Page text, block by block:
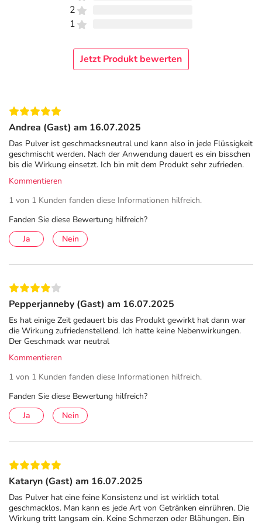
Die gute Nachricht: Sie können gezielt gegensteuern.
Eine ausgewogene Ernährung mit ausreichend
helfen dem Darm wieder auf die Sprünge. Reicht das
nicht aus, kann Onligol Macrogol 4000 unterstützen.
von Onligol Macrogol 4000
Völlegefühl und Probleme beim Stuhlgang – was hilft
gegen Verstopfung? Viele Betroffene suchen nach einer
wirksamen, aber gleichzeitig schonenden Lösung. Onligol
Wasser, macht den Stuhl weicher und erleichtert die
Entleerung.
Onligol Macrogol 4000 ist rezeptfrei erhältlich –
wahlweise als praktische Portionsbeutel oder als
anpasst.
Onligol Macrogol 4000: Eigenschaften, die
überzeugen
Ob akute Verstopfung oder chronische Beschwerden:
Onligol Macrogol 4000 überzeugt durch eine besonders
sanfte und rein physikalische Wirkung – und bietet dabei
wirkt lokal im Darm, ohne in den Blutkreislauf zu
gelangen:Macrogol 4000 bindet Wasser und macht
festen Stuhl gleitfähig – ganz ohne Einfluss auf den
sanft zur Verdauung, ohne Reizung oder Gewöhnung:
Die natürliche Darmbewegung bleibt erhalten, selbst
bei längerfristiger Anwendung
reiner Wirkstoff, hohe Verträglichkeit:Frei von Zucker,
2
1
Jetzt Produkt bewerten
Andrea (Gast) am 16.07.2025
Das Pulver ist geschmacksneutral und kann also in jede Flüssigkeit
geschmischt werden. Nach der Anwendung dauert es ein bisschen
bis die Wirkung einsetzt. Ich bin mit dem Produkt sehr zufrieden.
Kommentieren
1 von 1 Kunden fanden diese Informationen hilfreich.
Fanden Sie diese Bewertung hilfreich?
Ja
Nein
Pepperjanneby (Gast) am 16.07.2025
Es hat einige Zeit gedauert bis das Produkt gewirkt hat dann war
die Wirkung zufriedenstellend. Ich hatte keine Nebenwirkungen.
Der Geschmack war neutral
Kommentieren
1 von 1 Kunden fanden diese Informationen hilfreich.
Fanden Sie diese Bewertung hilfreich?
Ja
Nein
Kataryn (Gast) am 16.07.2025
Das Pulver hat eine feine Konsistenz und ist wirklich total
geschmacklos. Man kann es jede Art von Getränken einrühren. Die
Wirkung tritt langsam ein. Keine Schmerzen oder Blähungen. Bin